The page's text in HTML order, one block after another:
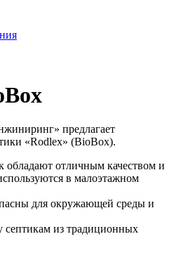
предлагает
«Rodlex» (BioBox).
обладают отличным качеством и
в малоэтажном
для окружающей среды и
септикам из традиционных